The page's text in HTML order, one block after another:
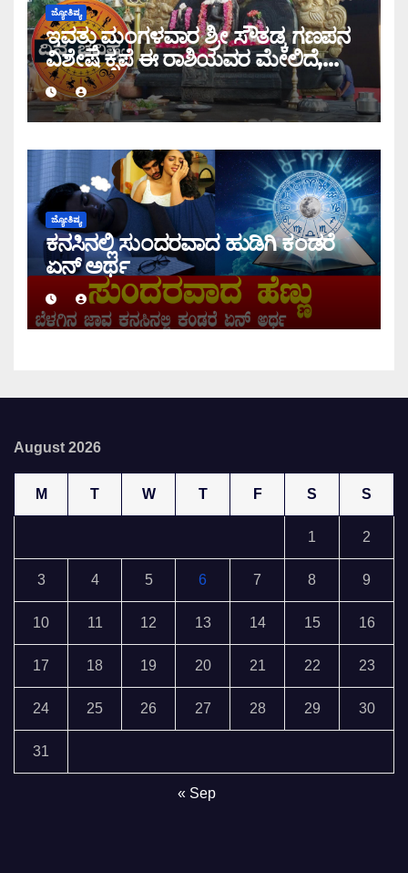
ಜ್ಯೋತಿಷ್ಯ
ಇವತ್ತು ಮಂಗಳವಾರ ಶ್ರೀ ಸೌತಡ್ಕ ಗಣಪನ
ವಿಶೇಷ ಕೃಪೆ ಈ ರಾಶಿಯವರ ಮೇಲಿದೆ,
ಇಂದಿನ ರಾಶಿ ಭವಿಷ್ಯ ತಿಳಿಯಿರಿ
ಜ್ಯೋತಿಷ್ಯ
ಕನಸಿನಲ್ಲಿ ಸುಂದರವಾದ ಹುಡಿಗಿ ಕಂಡರೆ
ಏನ್ ಅರ್ಥ
August 2026
M T W T F S S
1 2
3 4 5 6 7 8 9
10 11 12 13 14 15 16
17 18 19 20 21 22 23
24 25 26 27 28 29 30
31
« Sep